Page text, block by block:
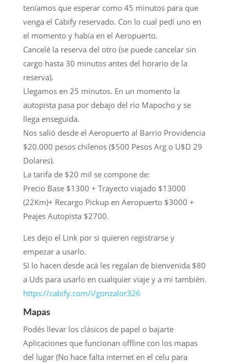
teníamos que esperar como 45 minutos para que
venga el Cabify reservado. Con lo cual pedí uno en
el momento y había en el Aeropuerto.
Cancelé la reserva del otro (se puede cancelar sin
cargo hasta 30 minutos antes del horario de la
reserva).
Llegamos en 25 minutos. En un momento la
autopista pasa por debajo del río Mapocho y se
llega enseguida.
Nos salió desde el Aeropuerto al Barrio Providencia
$20.000 pesos chilenos ($500 Pesos Arg o U$D 29
Dolares).
La tarifa de $20 mil se compone de:
Precio Base $1300 + Trayecto viajado $13000
(22Km)+ Recargo Pickup en Aeropuerto $3000 +
Peajes Autopista $2700.
Les dejo el Link por si quieren registrarse y
empezar a usarlo.
SI lo hacen desde acá les regalan de bienvenida $80
a Uds para usarlo en cualquier viaje y a mi también.
https://cabify.com/i/gonzalor326
Mapas
Podés llevar los clásicos de papel o bajarte
Aplicaciones que funcionan offline con los mapas
del lugar (No hace falta internet en el celu para